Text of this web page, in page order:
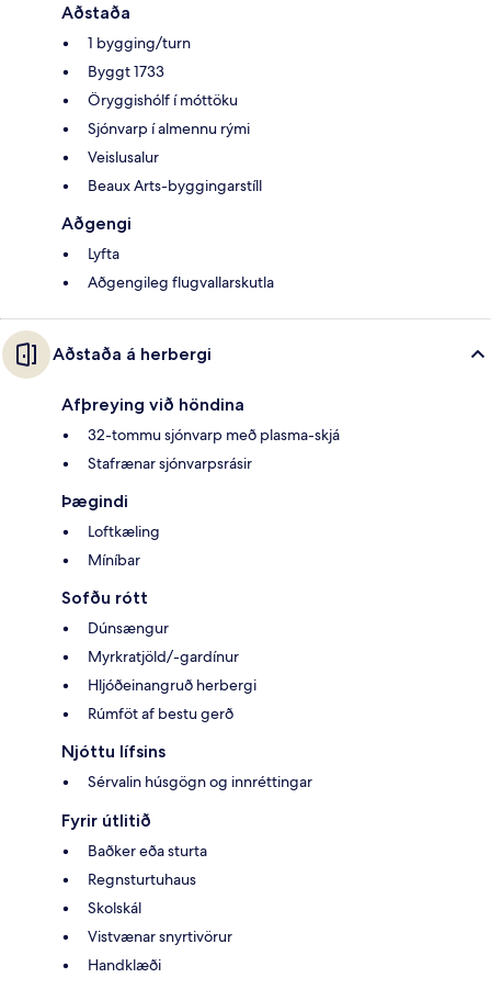
Aðstaða
1 bygging/turn
Byggt 1733
Öryggishólf í móttöku
Sjónvarp í almennu rými
Veislusalur
Beaux Arts-byggingarstíll
Aðgengi
Lyfta
Aðgengileg flugvallarskutla
Aðstaða á herbergi
Afþreying við höndina
32-tommu sjónvarp með plasma-skjá
Stafrænar sjónvarpsrásir
Þægindi
Loftkæling
Míníbar
Sofðu rótt
Dúnsængur
Myrkratjöld/-gardínur
Hljóðeinangruð herbergi
Rúmföt af bestu gerð
Njóttu lífsins
Sérvalin húsgögn og innréttingar
Fyrir útlitið
Baðker eða sturta
Regnsturtuhaus
Skolskál
Vistvænar snyrtivörur
Handklæði